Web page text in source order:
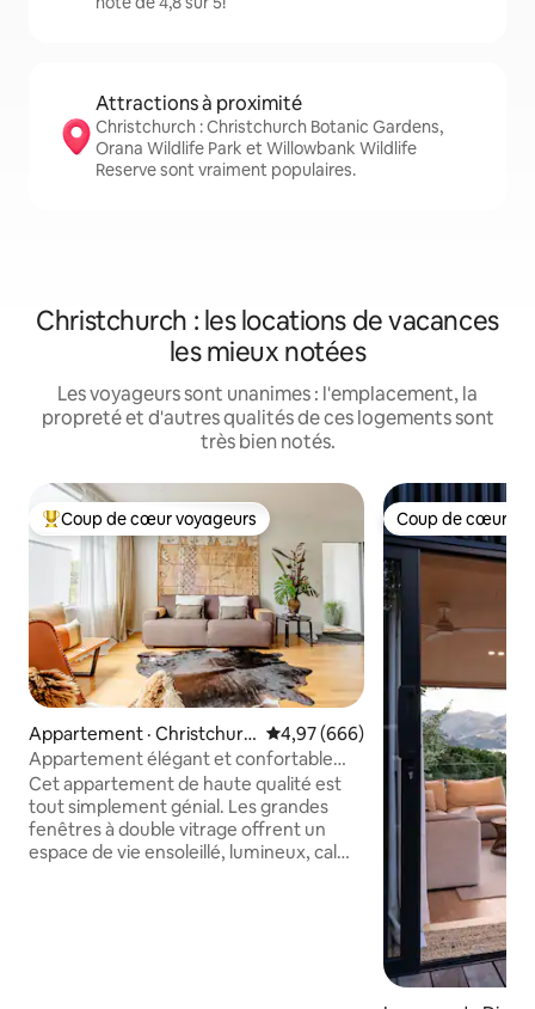
Attractions à proximité
Christchurch : Christchurch Botanic Gardens,
Orana Wildlife Park et Willowbank Wildlife
Reserve sont vraiment populaires.
Christchurch : les locations de vacances
les mieux notées
Les voyageurs sont unanimes : l'emplacement, la
propreté et d'autres qualités de ces logements sont
très bien notés.
Coup de cœur voyageurs parmi les plus aimés
Coup de cœur voyageurs
Appartement · Christchurc
h
Note moyenne de 4,97 sur 5,
4,97 (666)
Appartement élégant et confortable
avec vue sur la Tour de l'Horloge
Cet appartement de haute qualité est
tout simplement génial. Les grandes
fenêtres à double vitrage offrent un
espace de vie ensoleillé, lumineux, calme
Coup de cœur
Coup de cœur